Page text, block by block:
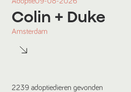
Colin + Duke
Amsterdam
2239 adoptiedieren gevonden